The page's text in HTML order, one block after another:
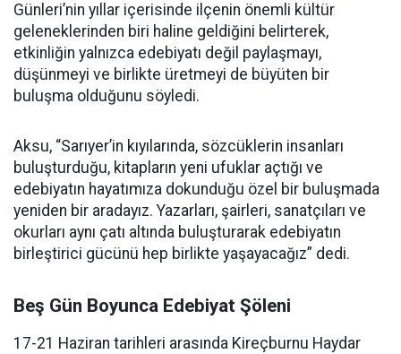
Günleri’nin yıllar içerisinde ilçenin önemli kültür
geleneklerinden biri haline geldiğini belirterek,
etkinliğin yalnızca edebiyatı değil paylaşmayı,
düşünmeyi ve birlikte üretmeyi de büyüten bir
buluşma olduğunu söyledi.
Aksu, “Sarıyer’in kıyılarında, sözcüklerin insanları
buluşturduğu, kitapların yeni ufuklar açtığı ve
edebiyatın hayatımıza dokunduğu özel bir buluşmada
yeniden bir aradayız. Yazarları, şairleri, sanatçıları ve
okurları aynı çatı altında buluşturarak edebiyatın
birleştirici gücünü hep birlikte yaşayacağız” dedi.
Beş Gün Boyunca Edebiyat Şöleni
17-21 Haziran tarihleri arasında Kireçburnu Haydar